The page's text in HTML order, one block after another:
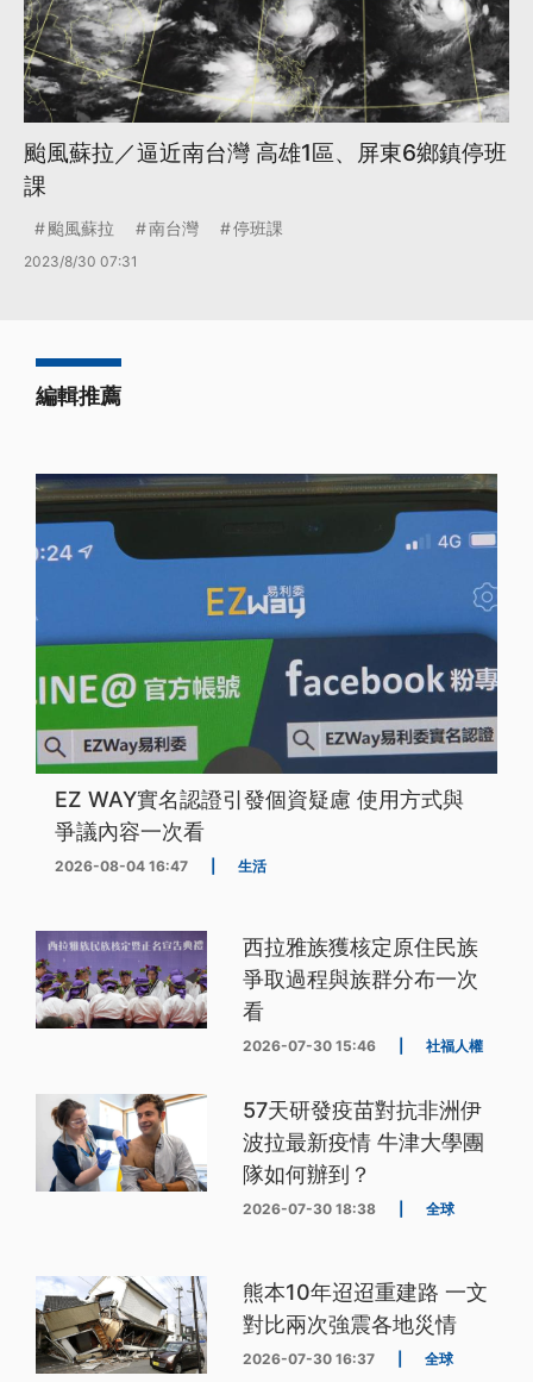
颱風蘇拉／逼近南台灣 高雄1區、屏東6鄉鎮停班
課
颱風蘇拉 南台灣 停班課
2023/8/30 07:31
編輯推薦
EZ WAY實名認證引發個資疑慮 使用方式與
爭議內容一次看
2026-08-04 16:47 生活
西拉雅族獲核定原住民族
爭取過程與族群分布一次
看
2026-07-30 15:46 社福人權
57天研發疫苗對抗非洲伊
波拉最新疫情 牛津大學團
隊如何辦到？
2026-07-30 18:38 全球
熊本10年迢迢重建路 一文
對比兩次強震各地災情
2026-07-30 16:37 全球